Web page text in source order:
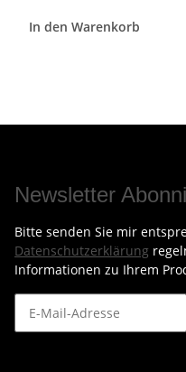
In den Warenkorb
Newsletter
Bitte senden Sie mir
Datenschutzerklärung
Informationen zu Ihrem